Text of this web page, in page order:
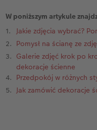
W poniższym artykule
Jakie zdjęcia wybrać?
Pomysł na ścianę ze
Galerie zdjęć krok po
dekoracje ścienne
Przedpokój w różnych
Jak zamówić dekoracje